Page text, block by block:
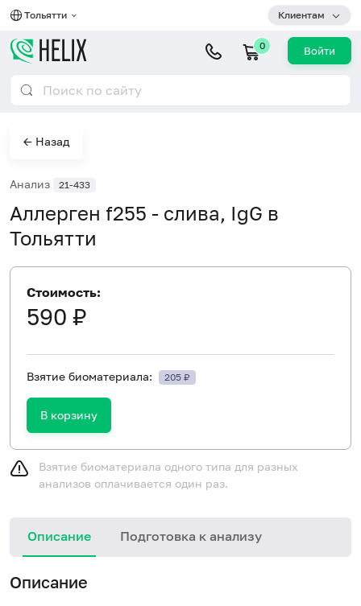
Тольятти Клиентам
0 Войти
← Назад
Анализ 21-433
Аллерген f255 - слива, IgG в
Тольятти
Стоимость:
590 ₽
Взятие биоматериала: 205 ₽
В корзину
Взятие биоматериала одного типа для разных
анализов оплачивается один раз.
Описание Подготовка к анализу
Описание